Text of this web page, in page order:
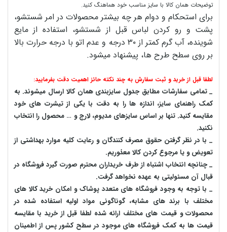
توضیحات همان کالا با سایز مناسب خود هماهنگ کنید.
برای استحکام و دوام هر چه بیشتر محصولات در امر شستشو،
پشت و رو کردن لباس قبل از شستشو، استفاده از مایع
شوینده، آب گرم کمتر از ۳۰ درجه و عدم اتو با درجه حرارت بالا
بر روی سطح طرح ها، پیشنهاد میشود.
لطفا قبل از خرید و ثبت سفارش به چند نکته حائز اهمیت دقت بفرمایید:
_ تمامی سفارشات مطابق جدول سایزبندی همان کالا ارسال میشوند. به
کمک راهنمای سایز، اندازه ها را به دقت با یکی از تیشرت های خود
مقایسه کنید. تنها بر اساس سایزهای مدیوم، لارج و … محصول را انتخاب
نکنید.
_ با در نظر گرفتن حقوق مصرف کنندگان و رعایت کلیه موارد بهداشتی از
تعویض و یا مرجوع کردن کالا معذوریم.
_ چنانچه انتخاب اشتباه از طرف خریداران محترم صورت گیرد فروشگاه در
قبال آن مسئولیتی به عهده نخواهد گرفت.
_ با توجه به‌ وجود فروشگاه های متعدد‌ پوشاک و امکان خرید کالا های
مختلف با برند های مشابه، گوناگونی مواد اولیه استفاده شده در
محصولات و قیمت های مختلف ارائه شده لطفا قبل از خرید با مقایسه
قیمت ها به کمک فروشگاه های موجود در سطح کشور پس از اطمینان